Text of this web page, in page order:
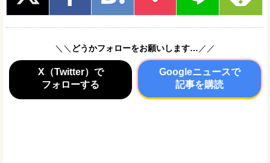
＼＼ どうかフォローをお願いします… ／／
X（Twitter）で
フォローする
Googleニュースで
記事を購読